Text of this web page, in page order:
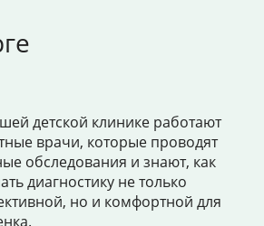
детской клинике работают
врачи, которые проводят
обследования и знают, как
диагностику не только
но и комфортной для